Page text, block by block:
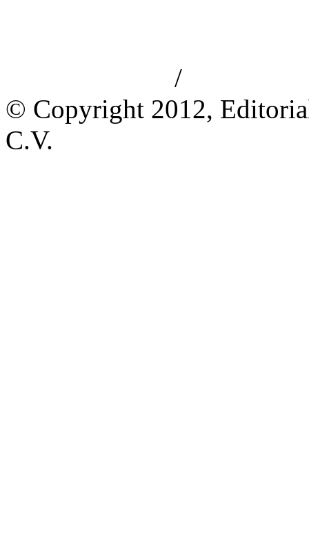
/
© Copyright 2012,
C.V.